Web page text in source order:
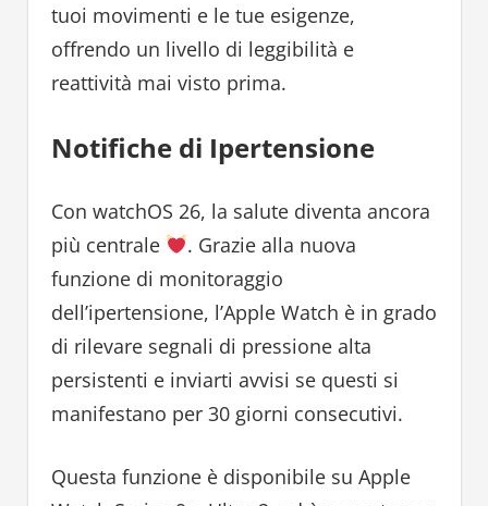
tuoi movimenti e le tue esigenze,
offrendo un livello di leggibilità e
reattività mai visto prima.
Notifiche di Ipertensione
Con watchOS 26, la salute diventa ancora
più centrale
. Grazie alla nuova
funzione di monitoraggio
dell’ipertensione, l’Apple Watch è in grado
di rilevare segnali di pressione alta
persistenti e inviarti avvisi se questi si
manifestano per 30 giorni consecutivi.
Questa funzione è disponibile su Apple